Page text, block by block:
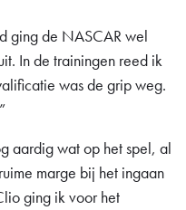
ging de NASCAR wel
In de trainingen reed ik
was de grip weg.
aardig wat op het spel, al
marge bij het ingaan
ging ik voor het